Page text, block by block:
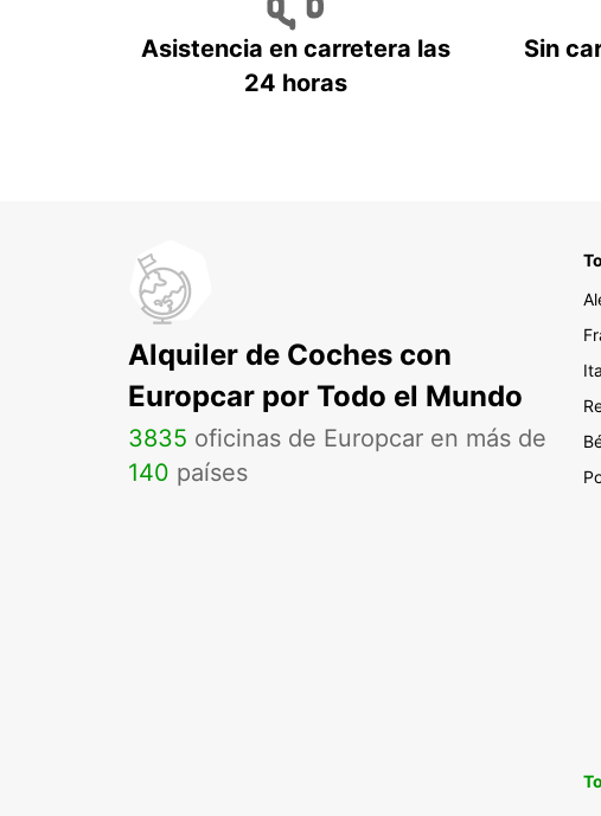
Asistencia en carretera las
24 horas
Sin
Alquiler de Coches con
Europcar por Todo el Mundo
3835 oficinas de Europcar en más de
140 países